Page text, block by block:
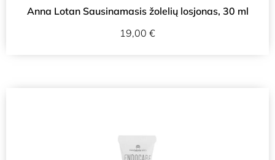
Anna Lotan Sausinamasis žolelių losjonas, 30 ml
19,00 €